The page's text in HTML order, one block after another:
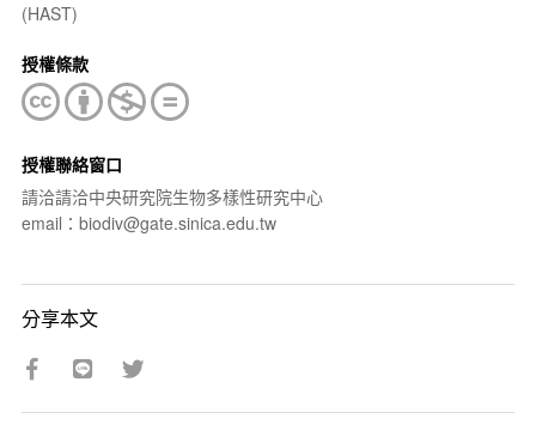
(HAST)
授權條款
授權聯絡窗口
請洽請洽中央研究院生物多樣性研究中心
email：biodiv@gate.sinica.edu.tw
分享本文